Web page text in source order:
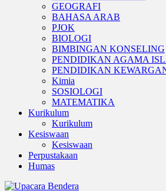
GEOGRAFI
BAHASA ARAB
PJOK
BIOLOGI
BIMBINGAN KONSELING
PENDIDIKAN AGAMA
PENDIDIKAN
Kimia
SOSIOLOGI
MATEMATIKA
Kurikulum
Kurikulum
Kesiswaan
Kesiswaan
Perpustakaan
Humas